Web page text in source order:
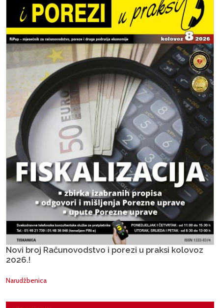
Novi broj Računovodstvo i porezi u praksi kolovoz
2026.!
Narudžbenica